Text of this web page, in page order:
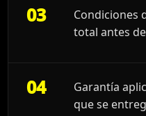
03
Condiciones
total antes
04
Garantía
que se